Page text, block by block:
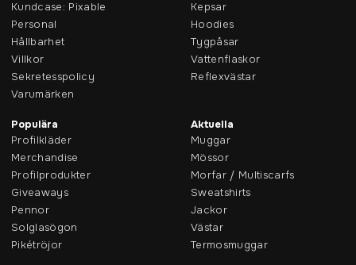
Kundcase: Pixable
Personal
Hållbarhet
Villkor
Sekretesspolicy
Varumärken
Kepsar
Hoodies
Tygpåsar
Vattenflaskor
Reflexvästar
Populära
Profilkläder
Merchandise
Profilprodukter
Giveaways
Pennor
Solglasögon
Pikétröjor
Aktuella
Muggar
Mössor
Morfar / Multiscarfs
Sweatshirts
Jackor
Västar
Termosmuggar